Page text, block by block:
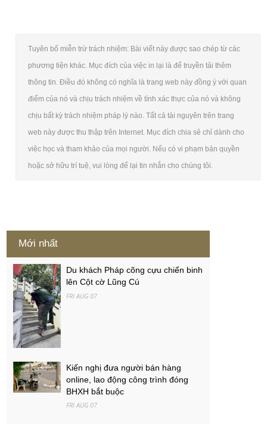
Tuyên bố miễn trừ trách nhiệm: Bài viết này được sao chép từ các
phương tiện khác. Mục đích của việc in lại là để truyền tải thêm
thông tin. Điều đó không có nghĩa là trang web này đồng ý với quan
điểm của nó và chịu trách nhiệm về tính xác thực của nó và không
chịu bất kỳ trách nhiệm pháp lý nào. Tất cả tài nguyên trên trang
web này được thu thập trên Internet. Mục đích chia sẻ chỉ dành cho
việc học và tham khảo của mọi người. Nếu có vi phạm bản quyền
hoặc sở hữu trí tuệ, vui lòng để lại tin nhắn cho chúng tôi.
Mới nhất
Du khách Pháp cõng cựu chiến binh
lên Cột cờ Lũng Cú
FRI AUG 07
Kiến nghị đưa người bán hàng
online, lao động công trình đóng
BHXH bắt buộc
FRI AUG 07